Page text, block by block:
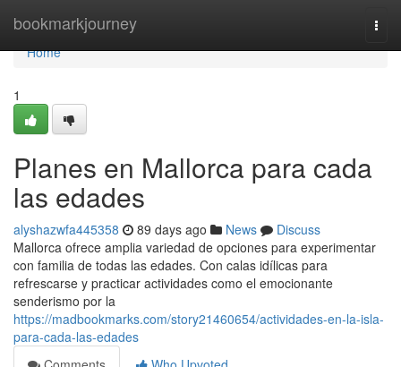
bookmarkjourney
Home
Home
1
Planes en Mallorca para cada
las edades
alyshazwfa445358 89 days ago News
Discuss
Mallorca ofrece amplia variedad de opciones para experimentar
con familia de todas las edades. Con calas idílicas para
refrescarse y practicar actividades como el emocionante
senderismo por la
https://madbookmarks.com/story21460654/actividades-en-la-isla-
para-cada-las-edades